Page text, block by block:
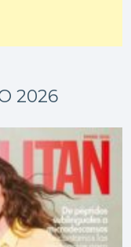
2026